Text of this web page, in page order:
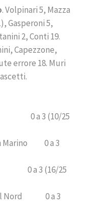
. Volpinari 5, Mazza
Gasperoni 5,
2, Conti 19.
Capezzone,
errore 18. Muri
0 a 3 (10/25
Marino 0 a 3
0 a 3 (16/25
Nord 0 a 3